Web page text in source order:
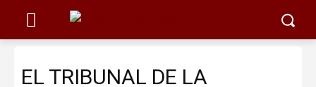
EL TRIBUNAL DE LA